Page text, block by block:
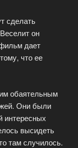
сделать
он
дает
что ее
обаятельным
Они были
интересных
высидеть
там случилось.